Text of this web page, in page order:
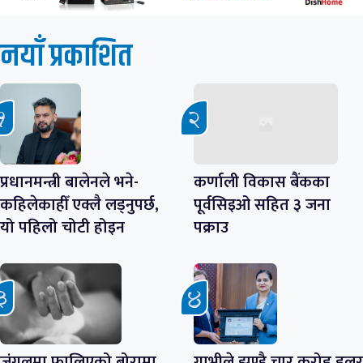
नयाँ प्रकाशित
प्रधानमन्त्री बालेनले भने-
कहिलेकाहीँ एक्लै लड्नुपर्छ,
यो पहिलो चोटी होइन
कर्णाली विकास बैंकका
पूर्वसिइओ सहित ३ जना
पक्राउ